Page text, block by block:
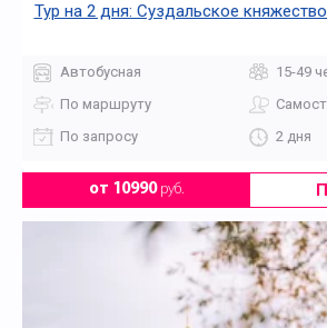
Тур на 2 дня: Суздальское
Автобусная
15-49
По маршруту
По запросу
2 дня
от 10990руб.